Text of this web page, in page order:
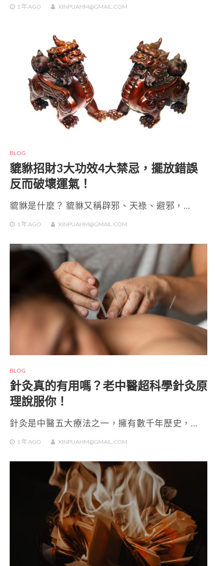
1 年 AGO XINPUAHM@GMAIL.COM
BLOG
貔貅招財3大功效4大禁忌，擺放錯誤
反而破壞運氣！
貔貅是什麼？ 貔貅又稱辟邪、天祿、避邪，…
1 年 AGO XINPUAHM@GMAIL.COM
BLOG
針灸真的有用嗎？老中醫超科學針灸原
理說服你！
針灸是中醫五大療法之一，擁有數千年歷史，…
1 年 AGO XINPUAHM@GMAIL.COM